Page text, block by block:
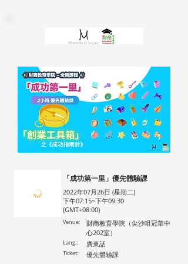
「成功第一里」優先體驗課
2022年07月26日 (星期二)
下午07:15~下午09:30
(GMT+08:00)
Venue:
財商教育學院（尖沙咀冠華中
心202室）
Lang.: 廣東話
Ticket: 優先體驗課